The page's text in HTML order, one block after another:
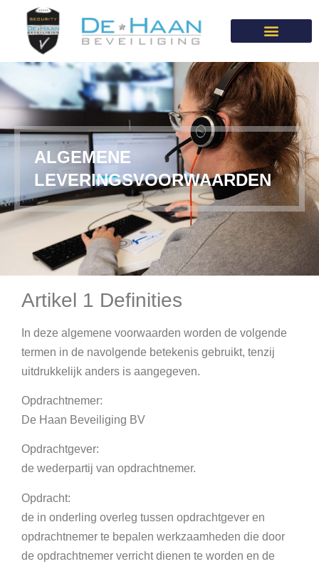
ALGEMENE
LEVERINGSVOORWAARDEN
Artikel 1 Definities
In deze algemene voorwaarden worden de volgende
termen in de navolgende betekenis gebruikt, tenzij
uitdrukkelijk anders is aangegeven.
Opdrachtnemer:
De Haan Beveiliging BV
Opdrachtgever:
de wederpartij van opdrachtnemer.
Opdracht:
de in onderling overleg tussen opdrachtgever en
opdrachtnemer te bepalen werkzaamheden die door
de opdrachtnemer verricht dienen te worden en de